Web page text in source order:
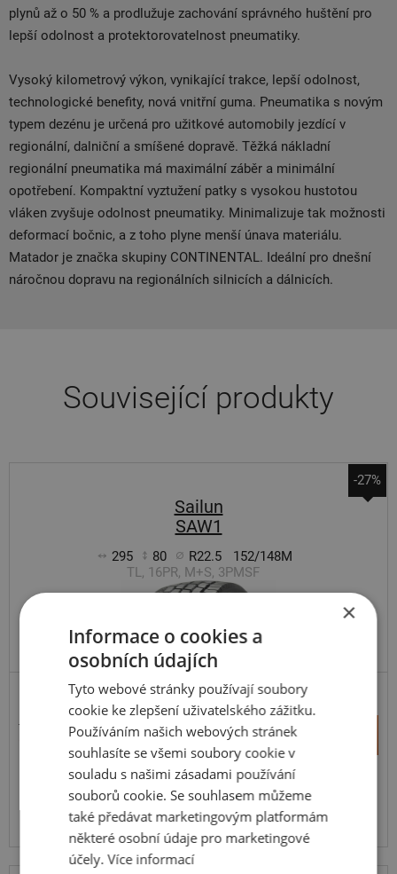
plynů až o 50 % a prodlužuje zachování správného huštění pro
lepší odolnost a protektorovatelnost pneumatiky.
Vysoký kilometrový výkon, vynikající trakce, lepší odolnost,
technologické benefity, nová vnitřní guma. Pneumatika s novým
typem dezénu je určená pro užitkové automobily jezdící v
regionální, dalniční a smíšené dopravě. Těžká nákladní
regionální pneumatika má maximální záběr a minimální
opotřebení. Kompaktní vyztužení patky s vysokou hustotou
vláken zvyšuje odolnost pneumatiky. Minimalizuje tak možnosti
deformací bočnic, a z toho plyne menší únava materiálu.
Matador je značka skupiny CONTINENTAL. Ideální pro dnešní
náročnou dopravu na regionálních silnicích a dálnicích.
Související produkty
-27%
Sailun
SAW1
295 80 R22.5
152/148M
TL, 16PR, M+S, 3PMSF
S - ŘÍZENÁ, ZIMNÍ
13 007 Kč
9 522 Kč
+
–
Expedujeme do 2 dnů
Centrální sklad 2 ks.
×
Informace o cookies a
osobních údajích
Tyto webové stránky používají soubory
cookie ke zlepšení uživatelského zážitku.
Používáním našich webových stránek
souhlasíte se všemi soubory cookie v
souladu s našimi zásadami používání
souborů cookie. Se souhlasem můžeme
také předávat marketingovým platformám
některé osobní údaje pro marketingové
účely.Více informací